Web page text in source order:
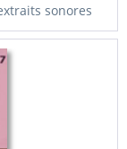
sonores